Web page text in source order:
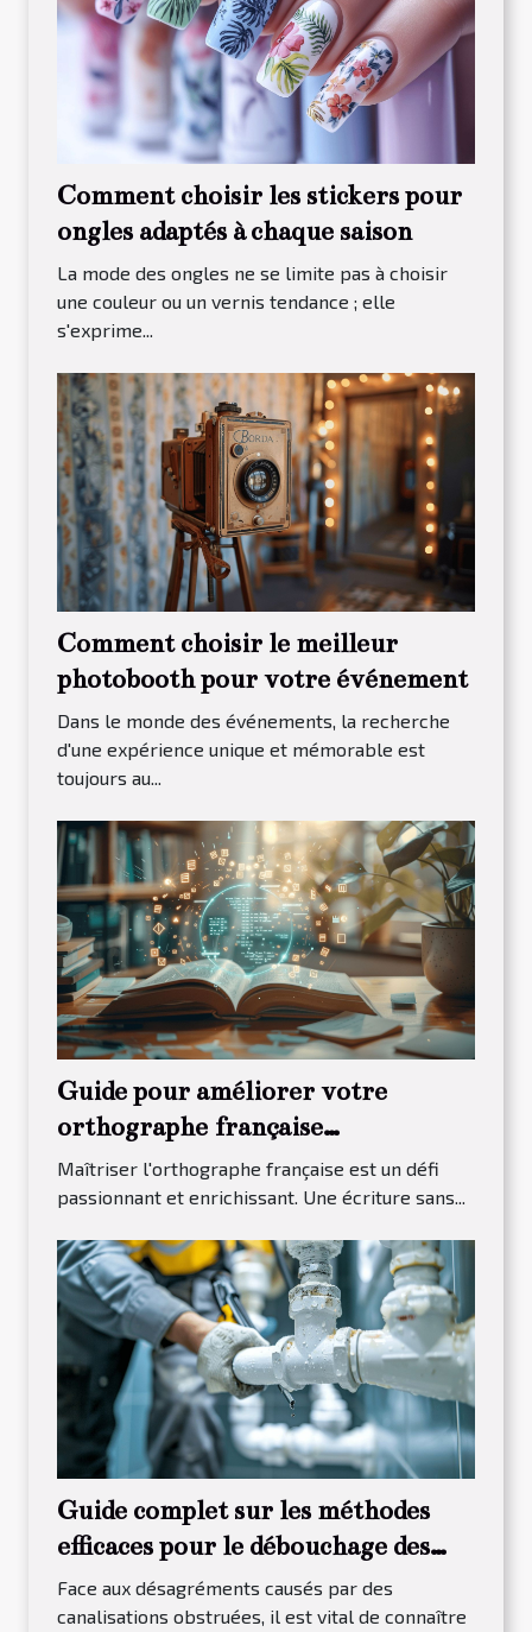
Comment choisir les stickers pour
ongles adaptés à chaque saison
La mode des ongles ne se limite pas à choisir
une couleur ou un vernis tendance ; elle
s'exprime...
Comment choisir le meilleur
photobooth pour votre événement
Dans le monde des événements, la recherche
d'une expérience unique et mémorable est
toujours au...
Guide pour améliorer votre
orthographe française
efficacement
Maîtriser l'orthographe française est un défi
passionnant et enrichissant. Une écriture sans...
Guide complet sur les méthodes
efficaces pour le débouchage des
canalisations
Face aux désagréments causés par des
canalisations obstruées, il est vital de connaître